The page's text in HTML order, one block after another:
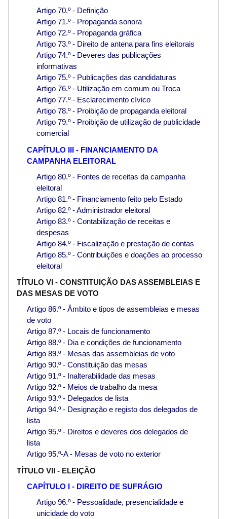
Artigo 70.º - Definição
Artigo 71.º - Propaganda sonora
Artigo 72.º - Propaganda gráfica
Artigo 73.º - Direito de antena para fins eleitorais
Artigo 74.º - Deveres das publicações
informativas
Artigo 75.º - Publicações das candidaturas
Artigo 76.º - Utilização em comum ou Troca
Artigo 77.º - Esclarecimento cívico
Artigo 78.º - Proibição de propaganda eleitoral
Artigo 79.º - Proibição de utilização de publicidade
comercial
CAPÍTULO III - FINANCIAMENTO DA
CAMPANHA ELEITORAL
Artigo 80.º - Fontes de receitas da campanha
eleitoral
Artigo 81.º - Financiamento feito pelo Estado
Artigo 82.º - Administrador eleitoral
Artigo 83.º - Contabilização de receitas e
despesas
Artigo 84.º - Fiscalização e prestação de contas
Artigo 85.º - Contribuições e doações ao processo
eleitoral
TÍTULO VI - CONSTITUIÇÃO DAS ASSEMBLEIAS E
DAS MESAS DE VOTO
Artigo 86.º - Âmbito e tipos de assembleias e mesas
de voto
Artigo 87.º - Locais de funcionamento
Artigo 88.º - Dia e condições de funcionamento
Artigo 89.º - Mesas das assembleias de voto
Artigo 90.º - Constituição das mesas
Artigo 91.º - Inalterabilidade das mesas
Artigo 92.º - Meios de trabalho da mesa
Artigo 93.º - Delegados de lista
Artigo 94.º - Designação e registo dos delegados de
lista
Artigo 95.º - Direitos e deveres dos delegados de
lista
Artigo 95.º-A - Mesas de voto no exterior
TÍTULO VII - ELEIÇÃO
CAPÍTULO I - DIREITO DE SUFRÁGIO
Artigo 96.º - Pessoalidade, presencialidade e
unicidade do voto